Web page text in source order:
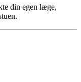
din egen læge,